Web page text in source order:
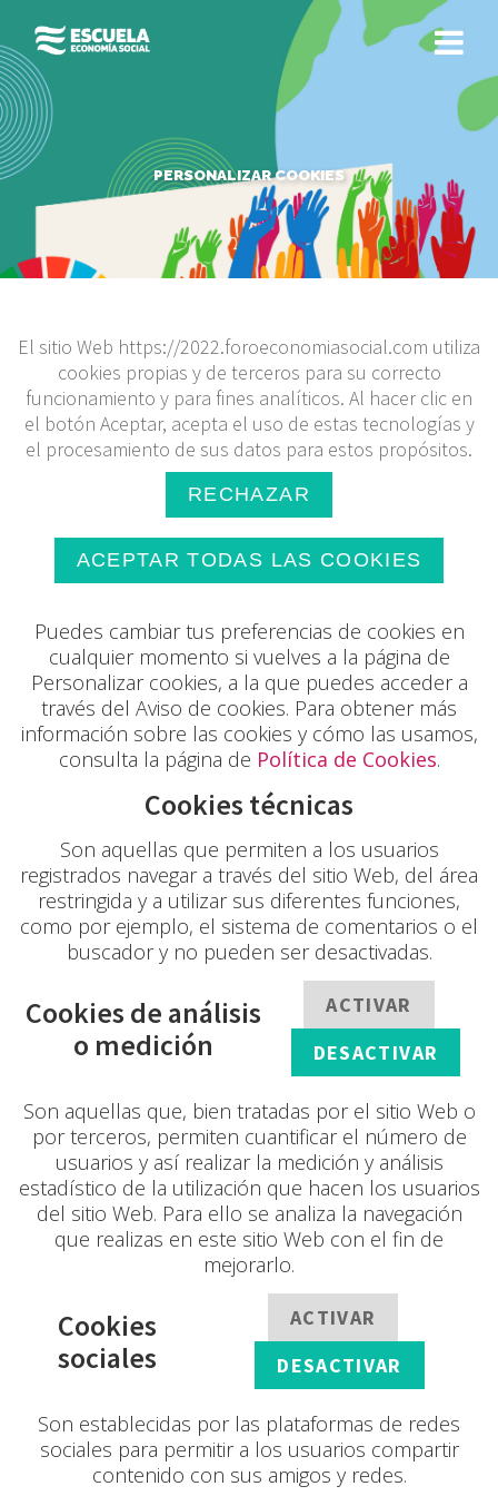
contenido
PERSONALIZAR COOKIES
El sitio Web https://2022.foroeconomiasocial.com utiliza
cookies propias y de terceros para su correcto
funcionamiento y para fines analíticos. Al hacer clic en
el botón Aceptar, acepta el uso de estas tecnologías y
el procesamiento de sus datos para estos propósitos.
RECHAZAR
ACEPTAR TODAS LAS COOKIES
Puedes cambiar tus preferencias de cookies en
cualquier momento si vuelves a la página de
Personalizar cookies, a la que puedes acceder a
través del Aviso de cookies. Para obtener más
información sobre las cookies y cómo las usamos,
consulta la página de Política de Cookies.
Cookies técnicas
Son aquellas que permiten a los usuarios
registrados navegar a través del sitio Web, del área
restringida y a utilizar sus diferentes funciones,
como por ejemplo, el sistema de comentarios o el
buscador y no pueden ser desactivadas.
Cookies de análisis
o medición
ACTIVAR
DESACTIVAR
Son aquellas que, bien tratadas por el sitio Web o
por terceros, permiten cuantificar el número de
usuarios y así realizar la medición y análisis
estadístico de la utilización que hacen los usuarios
del sitio Web. Para ello se analiza la navegación
que realizas en este sitio Web con el fin de
mejorarlo.
Cookies
sociales
ACTIVAR
DESACTIVAR
Son establecidas por las plataformas de redes
sociales para permitir a los usuarios compartir
contenido con sus amigos y redes.